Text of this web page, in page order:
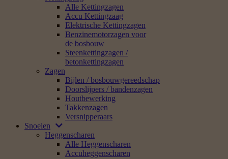
Alle Kettingzagen
Accu Kettingzaag
Elektrische Kettingzagen
Benzinemotorzagen voor
de bosbouw
Steenkettingzagen /
betonkettingzagen
Zagen
Bijlen / bosbouwgereedschap
Doorslijpers / bandenzagen
Houtbewerking
Takkenzagen
Versnipperaars
Snoeien
Heggenscharen
Alle Heggenscharen
Accuheggenscharen